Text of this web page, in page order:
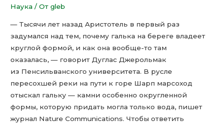
Наука / От gleb
— Тысячи лет назад Аристотель в первый раз
задумался над тем, почему галька на береге владеет
круглой формой, и как она вообще-то там
оказалась, — говорит Дуглас Джерольмак
из Пенсильванского университета. В русле
пересохшей реки на пути к горе Шарп марсоход
отыскал гальку — камни особенно округленной
формы, которую придать могла только вода, пишет
журнал Nature Communications. Чтобы ответить